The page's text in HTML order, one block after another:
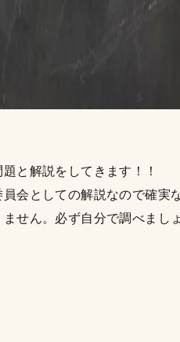
と解説をしてきます！！
員会としての解説なので確実
せん。必ず自分で調べまし